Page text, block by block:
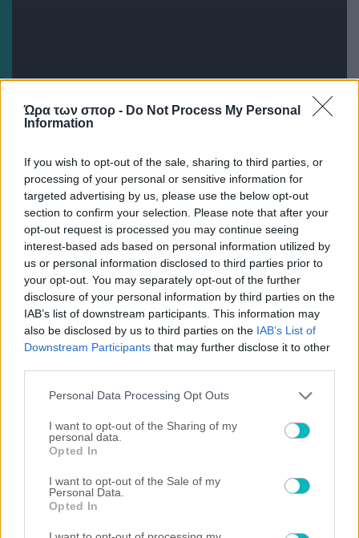
Ώρα των σπορ - Do Not Process My Personal
Information
If you wish to opt-out of the sale, sharing to third parties, or
processing of your personal or sensitive information for
targeted advertising by us, please use the below opt-out
section to confirm your selection. Please note that after your
opt-out request is processed you may continue seeing
interest-based ads based on personal information utilized by
us or personal information disclosed to third parties prior to
your opt-out. You may separately opt-out of the further
disclosure of your personal information by third parties on the
IAB’s list of downstream participants. This information may
also be disclosed by us to third parties on the IAB’s List of
Downstream Participants that may further disclose it to other
Please note that this website/app uses one or more Google
not limited to your visit or usage behaviour. You may click to
grant or deny consent to Google and its third-party tags to
use your data for below specified purposes in below Google
consent section.
Personal Data Processing Opt Outs
I want to opt-out of the Sharing of my
personal data.
Opted In
I want to opt-out of the Sale of my
Personal Data.
Opted In
07/08/2026 | 12:33:42
ΠΟΔΟΣΦΑΙΡΟ ΑΕΚ
Φουλ για sold out το Super Cup ανάμεσα σε ΑΕΚ και ΟΦΗ –
Eφυγαν 15.000 εισιτήρια!
07/08/2026 | 12:13:01
ΣΠΟΡ ΑΕΚ
ΑΕΚ: Στον τελικό του Παγκοσμίου με εξαιρετική εμφάνιση ο
Λιτσαρδόπουλος
07/08/2026 | 12:11:32
ΠΟΔΟΣΦΑΙΡΟ ΑΕΚ
Το Σάββατο το μνημόσυνο για τον Μιχάλη Κατσούρη στη
07/08/2026 | 11:34:55
Κώστας Τσίλης
Δεν θα σκάσουμε που δεν έγινε του Κόστιτς, αλλά η ΑΕΚ
07/08/2026 | 11:11:03
ΠΟΔΟΣΦΑΙΡΟ ΑΕΚ